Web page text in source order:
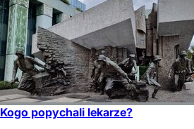
Kogo popychali lekarze?